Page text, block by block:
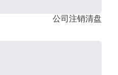
公司注销清盘